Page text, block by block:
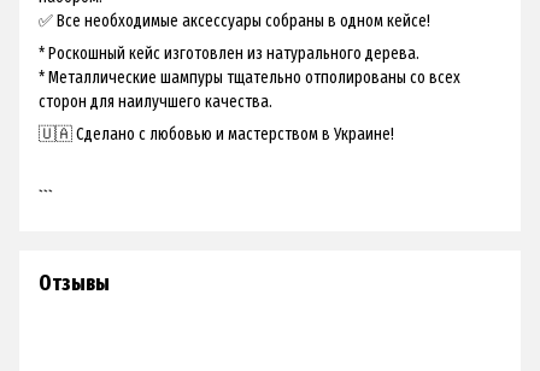
✅ Все необходимые аксессуары собраны в одном кейсе!
* Роскошный кейс изготовлен из натурального дерева.
* Металлические шампуры тщательно отполированы со всех
сторон для наилучшего качества.
🇺🇦 Сделано с любовью и мастерством в Украине!
```
Отзывы